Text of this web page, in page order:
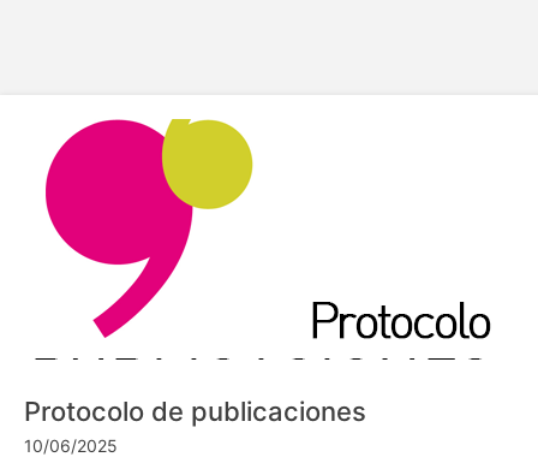
Protocolo de publicaciones
10/06/2025